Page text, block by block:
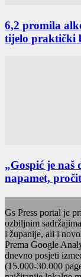
6,2 promila
tijelo praktički
„Gospić je
napamet,
Gs Press portal je
ozbiljnim
i županije, ali i
Prema Google
dnevno posjeti
(15.000-30.000